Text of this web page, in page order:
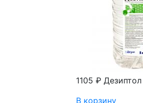
1105 ₽
В корзину